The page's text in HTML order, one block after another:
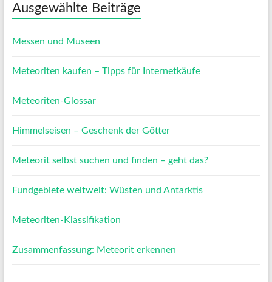
Ausgewählte Beiträge
Messen und Museen
Meteoriten kaufen – Tipps für Internetkäufe
Meteoriten-Glossar
Himmelseisen – Geschenk der Götter
Meteorit selbst suchen und finden – geht das?
Fundgebiete weltweit: Wüsten und Antarktis
Meteoriten-Klassifikation
Zusammenfassung: Meteorit erkennen